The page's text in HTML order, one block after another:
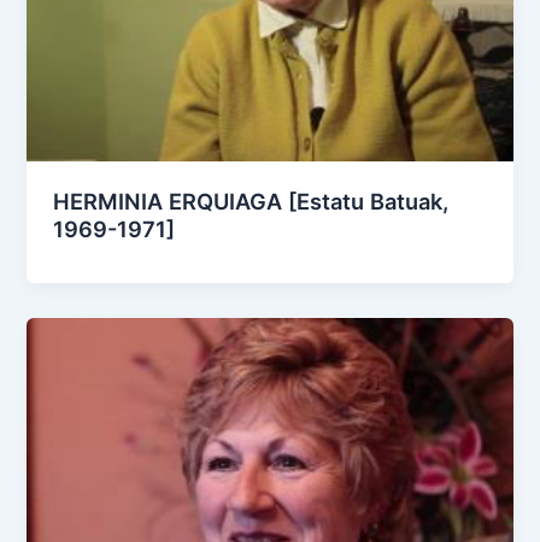
HERMINIA ERQUIAGA [Estatu Batuak,
1969-1971]